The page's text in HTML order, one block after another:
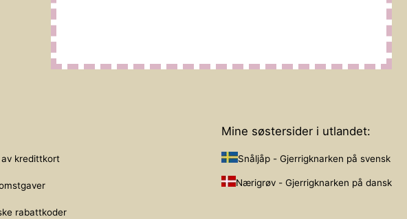
kredittkort
rabattkoder
Mine søstersider i utlandet:
Snåljåp - Gjerrigknarken på svensk
Nærigrøv - Gjerrigknarken på dansk